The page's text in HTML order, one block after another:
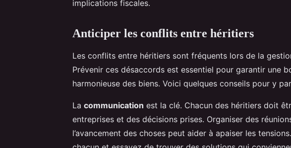
implications fiscales.
Anticiper les conflits entre héritiers
Les conflits entre héritiers sont fréquents lors de la
Prévenir ces désaccords est essentiel pour garantir une
harmonieuse des biens. Voici quelques conseils pour y
La communication est la clé. Chacun des héritiers doit
entreprises et des décisions prises. Organiser des
l’avancement des choses peut aider à apaiser les